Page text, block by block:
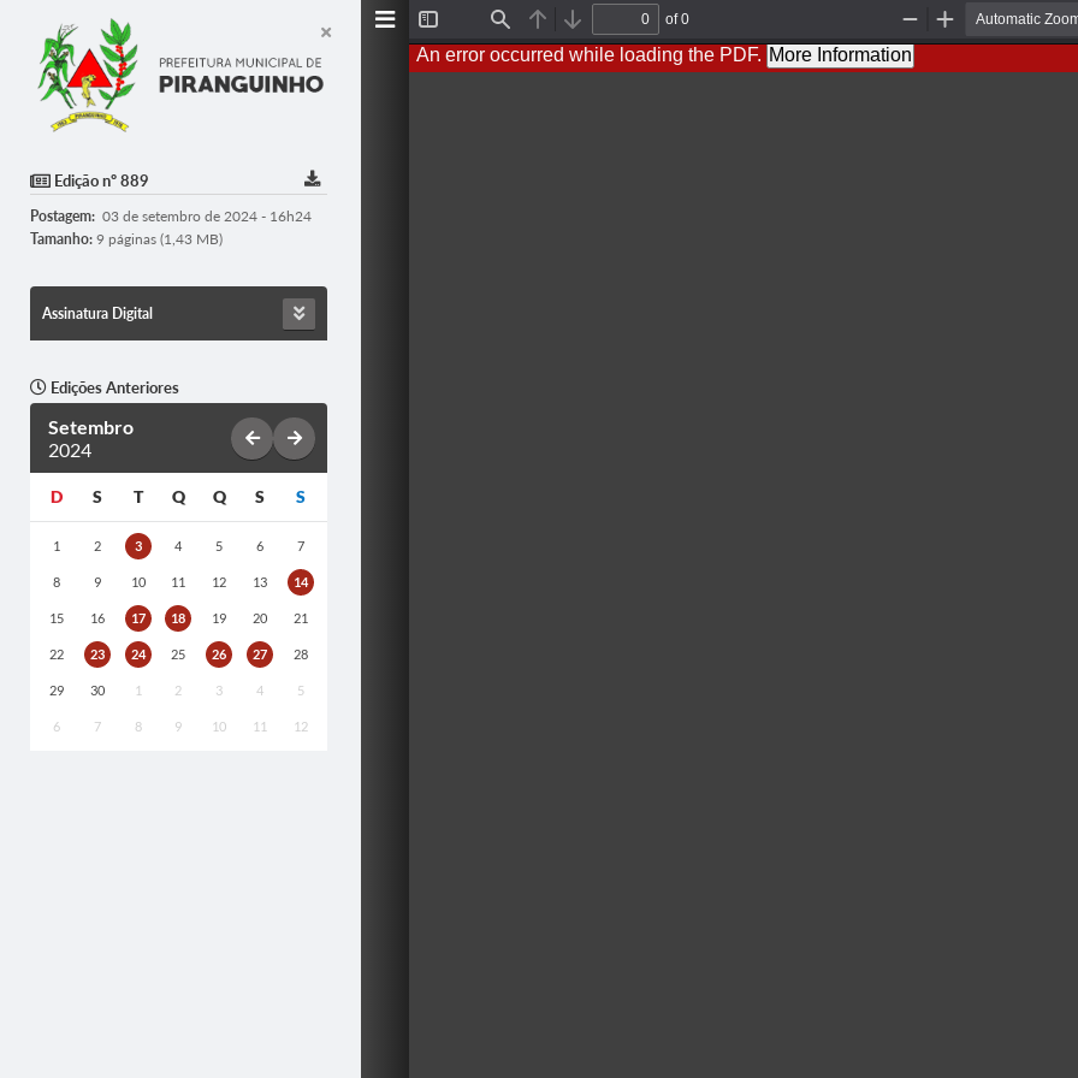
Edição nº 889
Postagem: 03 de setembro de 2024 - 16h24
Tamanho: 9 páginas (1,43 MB)
Assinatura Digital
Edições Anteriores
Setembro
2024
D S T Q Q S S
1 2 3 4 5 6 7
8 9 10 11 12 13 14
15 16 17 18 19 20 21
22 23 24 25 26 27 28
29 30 1 2 3 4 5
6 7 8 9 10 11 12
Sidebar
Find Previous
Next
of 0
Out
An error occurred while loading the PDF. More Information